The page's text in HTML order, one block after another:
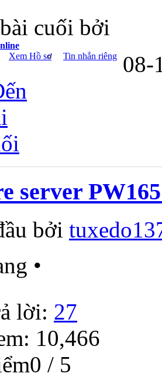
cuối bởi
Xem Hồ sơ
Tin nhắn riêng 08-
server
bởi
•
lời: 27
10,466
/ 5